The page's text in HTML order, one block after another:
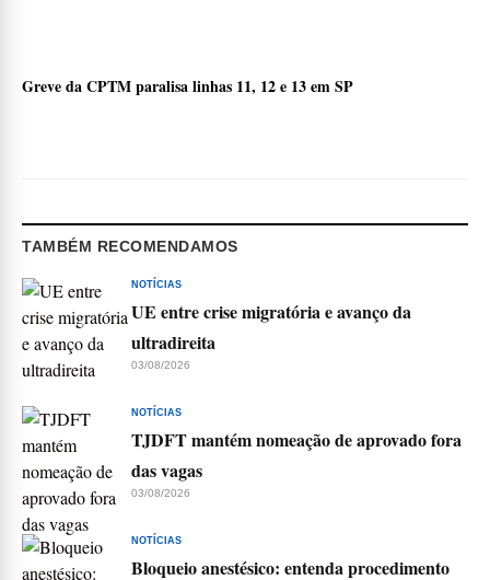
Greve da CPTM paralisa linhas 11, 12 e 13 em SP
TAMBÉM RECOMENDAMOS
NOTÍCIAS
UE entre crise migratória e avanço da
ultradireita
03/08/2026
NOTÍCIAS
TJDFT mantém nomeação de aprovado fora
das vagas
03/08/2026
NOTÍCIAS
Bloqueio anestésico: entenda procedimento